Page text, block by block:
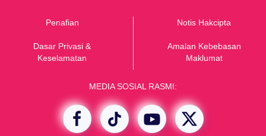
Penafian
Dasar Privasi &
Keselamatan
Notis Hakcipta
Amalan Kebebasan
Maklumat
MEDIA SOSIAL RASMI: